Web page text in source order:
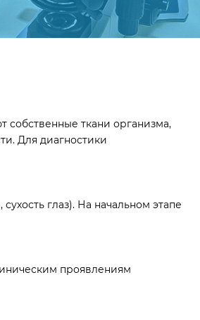
собственные ткани организма,
Для диагностики
глаз). На начальном этапе
проявлениям